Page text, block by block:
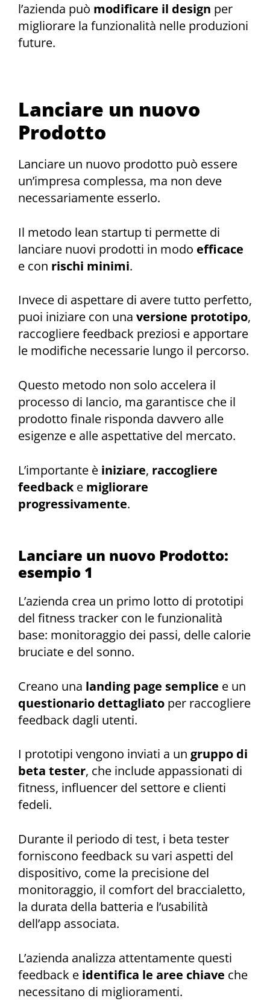
l’azienda può modificare il design per
migliorare la funzionalità nelle produzioni
future.
Lanciare un nuovo
Prodotto
Lanciare un nuovo prodotto può essere
un’impresa complessa, ma non deve
necessariamente esserlo.
Il metodo lean startup ti permette di
lanciare nuovi prodotti in modo efficace
e con rischi minimi.
Invece di aspettare di avere tutto perfetto,
puoi iniziare con una versione prototipo,
raccogliere feedback preziosi e apportare
le modifiche necessarie lungo il percorso.
Questo metodo non solo accelera il
processo di lancio, ma garantisce che il
prodotto finale risponda davvero alle
esigenze e alle aspettative del mercato.
L’importante è iniziare, raccogliere
feedbacke migliorare
progressivamente.
Lanciare un nuovo Prodotto:
esempio 1
L’azienda crea un primo lotto di prototipi
del fitness tracker con le funzionalità
base: monitoraggio dei passi, delle calorie
bruciate e del sonno.
Creano una landing page semplice e un
questionario dettagliato per raccogliere
feedback dagli utenti.
I prototipi vengono inviati a un gruppo di
beta tester, che include appassionati di
fitness, influencer del settore e clienti
fedeli.
Durante il periodo di test, i beta tester
forniscono feedback su vari aspetti del
dispositivo, come la precisione del
monitoraggio, il comfort del braccialetto,
la durata della batteria e l’usabilità
dell’app associata.
L’azienda analizza attentamente questi
feedback e identifica le aree chiave che
necessitano di miglioramenti.